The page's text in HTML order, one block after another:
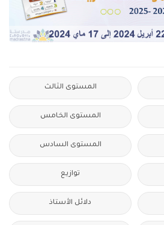
المستوى الثالث
المستوى الخامس
المستوى السادس
توازيع
دلائل الأستاذ